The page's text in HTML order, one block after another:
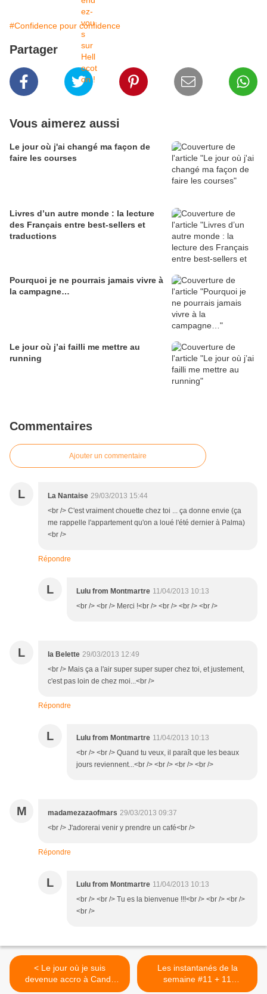
#Confidence pour confidence
Partager
Vous aimerez aussi
Le jour où j'ai changé ma façon de
faire les courses
Livres d’un autre monde : la lecture
des Français entre best-sellers et
traductions
Pourquoi je ne pourrais jamais vivre à
la campagne…
Le jour où j’ai failli me mettre au
running
Commentaires
Ajouter un commentaire
L La Nantaise 29/03/2013 15:44
<br /> C'est vraiment chouette chez toi ... ça donne envie (ça
me rappelle l'appartement qu'on a loué l'été dernier à Palma)
<br />
Répondre
L Lulu from Montmartre 11/04/2013 10:13
<br /> <br /> Merci !<br /> <br /> <br /> <br />
L la Belette 29/03/2013 12:49
<br /> Mais ça a l'air super super super chez toi, et justement,
c'est pas loin de chez moi...<br />
Répondre
L Lulu from Montmartre 11/04/2013 10:13
<br /> <br /> Quand tu veux, il paraît que les beaux
jours reviennent...<br /> <br /> <br /> <br />
M madamezazaofmars 29/03/2013 09:37
<br /> J'adorerai venir y prendre un café<br />
Répondre
L Lulu from Montmartre 11/04/2013 10:13
<br /> <br /> Tu es la bienvenue !!!<br /> <br /> <br />
<br />
< Le jour où je suis
devenue accro à Candy
Crush Saga...
Les instantanés de la
semaine #11 + 11
questions pour mieux se